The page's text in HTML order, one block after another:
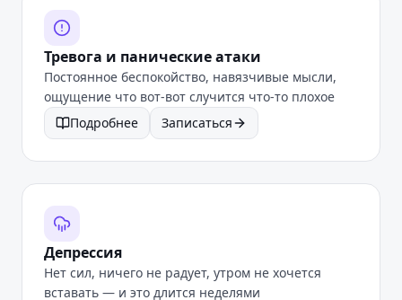
Тревога и панические атаки
Постоянное беспокойство, навязчивые мысли,
ощущение что вот-вот случится что-то плохое
Подробнее
Записаться
Депрессия
Нет сил, ничего не радует, утром не хочется
вставать — и это длится неделями